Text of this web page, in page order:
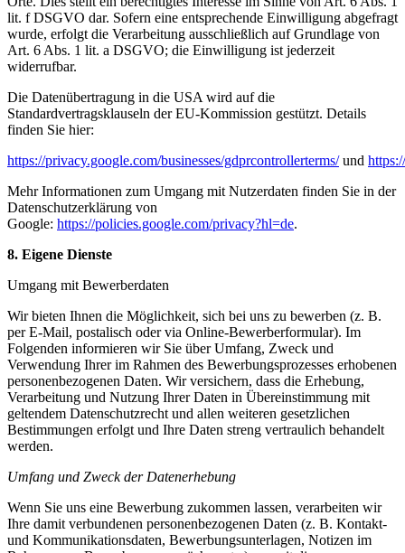
lit. f DSGVO dar. Sofern eine entsprechende Einwilligung abgefragt
wurde, erfolgt die Verarbeitung ausschließlich auf Grundlage von
Art. 6 Abs. 1 lit. a DSGVO; die Einwilligung ist jederzeit
widerrufbar.
Die Datenübertragung in die USA wird auf die
Standardvertragsklauseln der EU-Kommission gestützt. Details
finden Sie hier:
https://privacy.google.com/businesses/gdprcontrollerterms/und
Mehr Informationen zum Umgang mit Nutzerdaten finden Sie in der
Datenschutzerklärung von
Google: https://policies.google.com/privacy?hl=de.
8. Eigene Dienste
Umgang mit Bewerberdaten
Wir bieten Ihnen die Möglichkeit, sich bei uns zu bewerben (z. B.
per E-Mail, postalisch oder via Online-Bewerberformular). Im
Folgenden informieren wir Sie über Umfang, Zweck und
Verwendung Ihrer im Rahmen des Bewerbungsprozesses erhobenen
personenbezogenen Daten. Wir versichern, dass die Erhebung,
Verarbeitung und Nutzung Ihrer Daten in Übereinstimmung mit
geltendem Datenschutzrecht und allen weiteren gesetzlichen
Bestimmungen erfolgt und Ihre Daten streng vertraulich behandelt
werden.
Umfang und Zweck der Datenerhebung
Wenn Sie uns eine Bewerbung zukommen lassen, verarbeiten wir
Ihre damit verbundenen personenbezogenen Daten (z. B. Kontakt-
und Kommunikationsdaten, Bewerbungsunterlagen, Notizen im